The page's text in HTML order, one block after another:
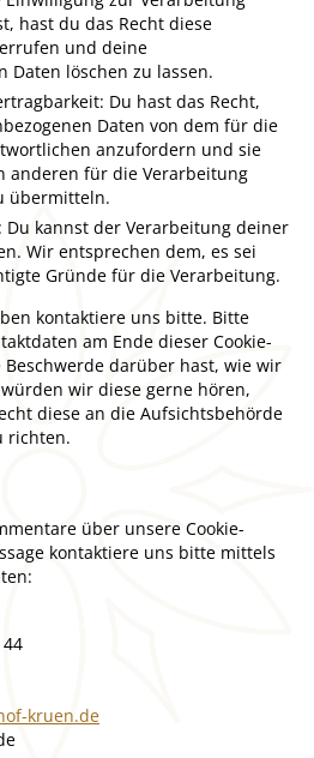
hast du das Recht diese
und deine
Daten löschen zu lassen.
Du hast das Recht,
Daten von dem für die
anzufordern und sie
anderen für die Verarbeitung
übermitteln.
kannst der Verarbeitung deiner
Wir entsprechen dem, es sei
Gründe für die Verarbeitung.
kontaktiere uns bitte. Bitte
am Ende dieser Cookie-
darüber hast, wie wir
wir diese gerne hören,
diese an die Aufsichtsbehörde
richten.
über unsere Cookie-
kontaktiere uns bitte mittels
kruen.de